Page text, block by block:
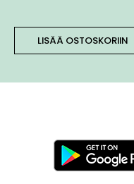
LISÄÄ OSTOSKORIIN